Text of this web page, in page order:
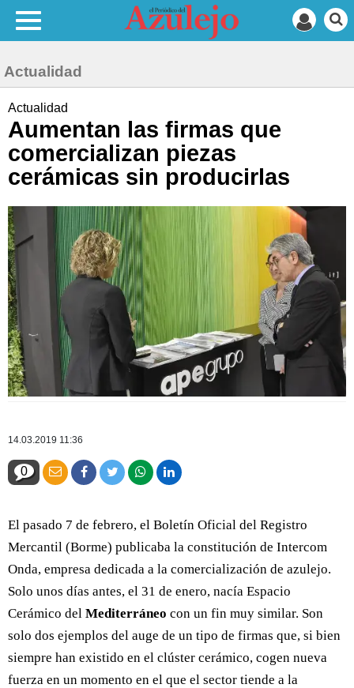
Actualidad
Actualidad
Aumentan las firmas que
comercializan piezas
cerámicas sin producirlas
14.03.2019 11:36
0
El pasado 7 de febrero, el Boletín Oficial del Registro
Mercantil (Borme) publicaba la constitución de Intercom
Onda, empresa dedicada a la comercialización de azulejo.
Solo unos días antes, el 31 de enero, nacía Espacio
Cerámico del Mediterráneo con un fin muy similar. Son
solo dos ejemplos del auge de un tipo de firmas que, si bien
siempre han existido en el clúster cerámico, cogen nueva
fuerza en un momento en el que el sector tiende a la